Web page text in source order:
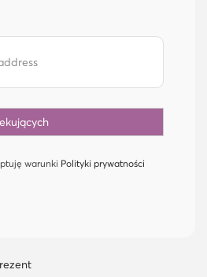
warunki Polityki prywatności